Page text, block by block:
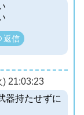
返信
) 21:03:23
器持たせずに